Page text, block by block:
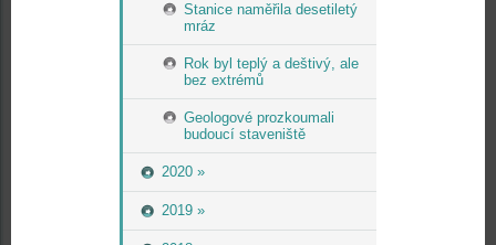
Stanice naměřila desetiletý
mráz
Rok byl teplý a deštivý, ale
bez extrémů
Geologové prozkoumali
budoucí staveniště
2020 »
2019 »